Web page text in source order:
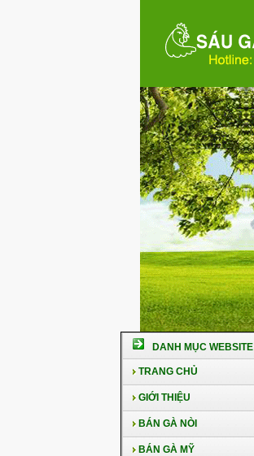
DANH MỤC WEBSITE
TRANG CHỦ
GIỚI THIỆU
BÁN GÀ NÒI
BÁN GÀ MỸ